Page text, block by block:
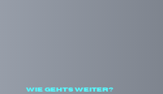
Wie geht's weiter?